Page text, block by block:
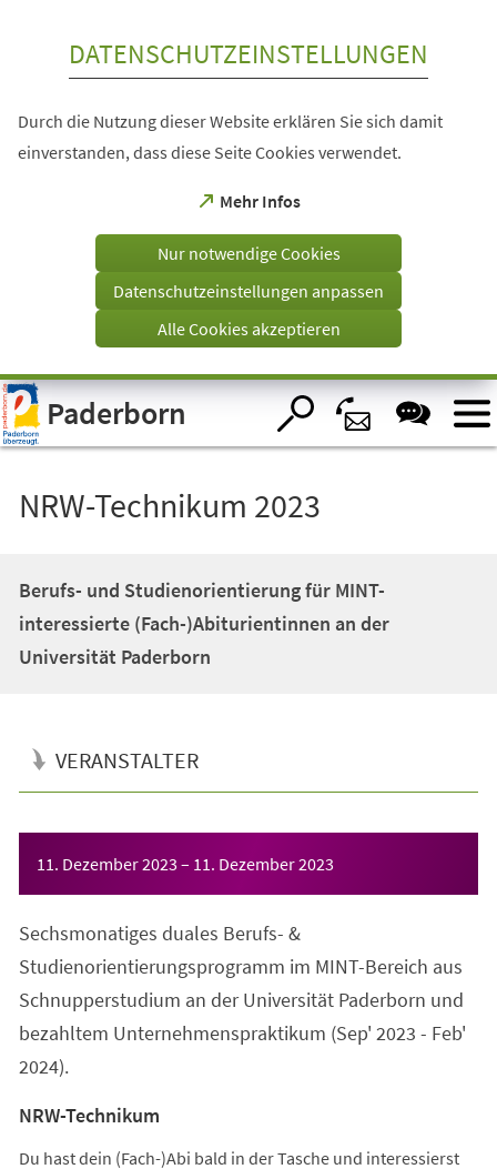
Visuelle
Assistenzsoftware
öffnen.
DATENSCHUTZEINSTELLUNGEN
Durch die Nutzung dieser Website erklären Sie sich damit
einverstanden, dass diese Seite Cookies verwendet.
Mehr Infos
(Öffnet
einem
Tab)
Nur notwendige Cookies
Datenschutzeinstellungen anpassen
Alle Cookies akzeptieren
Paderborn
NRW-Technikum 2023
Berufs- und Studienorientierung für MINT-
interessierte (Fach-)Abiturientinnen an der
Universität Paderborn
VERANSTALTER
11. Dezember 2023 – 11. Dezember 2023
Sechsmonatiges duales Berufs- &
Studienorientierungsprogramm im MINT-Bereich aus
Schnupperstudium an der Universität Paderborn und
bezahltem Unternehmenspraktikum (Sep' 2023 - Feb'
2024).
NRW-Technikum
Du hast dein (Fach-)Abi bald in der Tasche und interessierst